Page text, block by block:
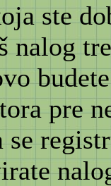
ste
nalog
pre